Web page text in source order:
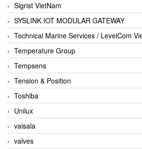
Sigrist VietNam
SYSLINK IOT MODULAR GATEWAY
Technical Marine Services / LevelCom
Temperature Group
Tempsens
Tension & Position
Toshiba
Unilux
vaisala
valves